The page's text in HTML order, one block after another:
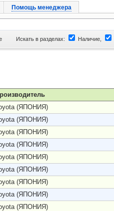
Помощь менеджера
Искать в разделах: Наличие,
(ЯПОНИЯ)
(ЯПОНИЯ)
(ЯПОНИЯ)
(ЯПОНИЯ)
(ЯПОНИЯ)
(ЯПОНИЯ)
(ЯПОНИЯ)
(ЯПОНИЯ)
(ЯПОНИЯ)